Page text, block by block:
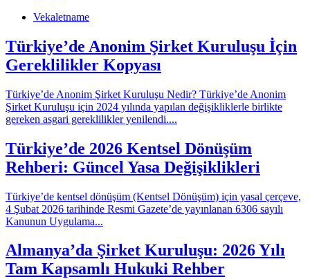
Vekaletname
Türkiye’de Anonim Şirket Kuruluşu İçin
Gereklilikler Kopyası
Türkiye’de Anonim Şirket Kuruluşu Nedir? Türkiye’de Anonim
Şirket Kuruluşu için 2024 yılında yapılan değişikliklerle birlikte
gereken asgari gereklilikler yenilendi....
Türkiye’de 2026 Kentsel Dönüşüm
Rehberi: Güncel Yasa Değişiklikleri
Türkiye’de kentsel dönüşüm (Kentsel Dönüşüm) için yasal çerçeve,
4 Şubat 2026 tarihinde Resmi Gazete’de yayınlanan 6306 sayılı
Kanunun Uygulama...
Almanya’da Şirket Kuruluşu: 2026 Yılı
Tam Kapsamlı Hukuki Rehber